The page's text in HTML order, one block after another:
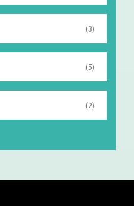
(3)
(5)
(2)